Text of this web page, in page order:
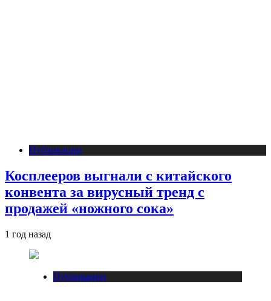
Публикации
Косплееров выгнали с китайского
конвента за вирусный тренд с
продажей «ножного сока»
1 год назад
Публикации